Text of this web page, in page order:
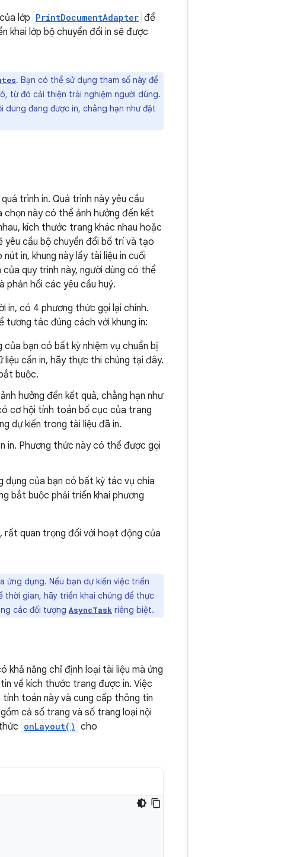
lớp PrintDocumentAdapter để
khai lớp bộ chuyển đổi in sẽ được
. Bạn có thể sử dụng tham số này để
từ đó cải thiện trải nghiệm người dùng.
dung đang được in, chẳng hạn như đặt
trình in. Quá trình này yêu cầu
chọn này có thể ảnh hưởng đến kết
kích thước trang khác nhau hoặc
yêu cầu bộ chuyển đổi bố trí và tạo
in, khung này lấy tài liệu in cuối
quy trình này, người dùng có thể
phản hồi các yêu cầu huỷ.
in, có 4 phương thức gọi lại chính.
tương tác đúng cách với khung in:
bạn có bất kỳ nhiệm vụ chuẩn bị
liệu cần in, hãy thực thi chúng tại đây.
buộc.
hưởng đến kết quả, chẳng hạn như
cơ hội tính toán bố cục của trang
dự kiến trong tài liệu đã in.
in. Phương thức này có thể được gọi
dụng của bạn có bất kỳ tác vụ chia
bắt buộc phải triển khai phương
rất quan trọng đối với hoạt động của
ứng dụng. Nếu bạn dự kiến việc triển
thời gian, hãy triển khai chúng để thực
các đối tượng AsyncTask riêng biệt.
khả năng chỉ định loại tài liệu mà ứng
về kích thước trang được in. Việc
toán này và cung cấp thông tin
cả số trang và số trang loại nội
onLayout() cho